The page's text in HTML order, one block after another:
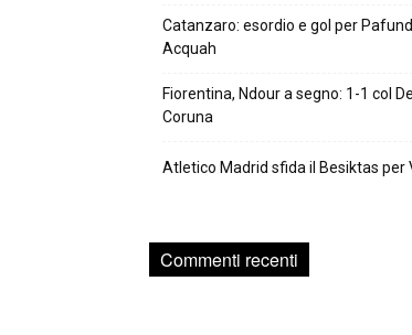
Catanzaro: esordio e gol per
Acquah
Fiorentina, Ndour a segno: 1-1 col
Coruna
Atletico Madrid sfida il Besiktas per
Commenti recenti